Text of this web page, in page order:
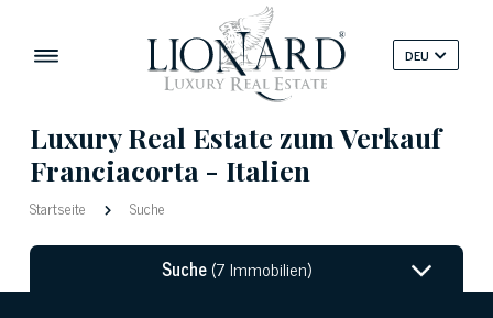
DEU
Luxury Real Estate zum Verkauf
Franciacorta - Italien
Startseite Suche
Suche(7 Immobilien)